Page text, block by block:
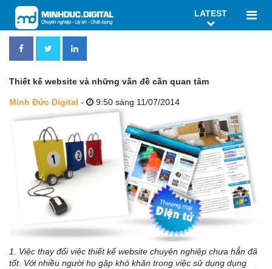
LATEST
Thiết kế website và những vấn đề cần quan tâm
Minh Đức Digital - 9:50 sáng 11/07/2014
1. Việc thay đổi việc thiết kế website chuyên nghiệp chưa hẳn đã
tốt. Với nhiều người họ gặp khó khăn trong việc sử dụng dụng